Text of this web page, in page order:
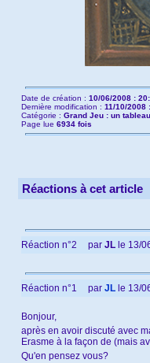
Date de création : 10/06/2008 :
Dernière modification : 11/10/2008
Catégorie : Grand Jeu : un
Page lue 6934 fois
Réactions à cet article
Réaction n°2 par JL le 13/
Réaction n°1 par JL le 13/
Bonjour,
après en avoir discuté avec
Erasme à la façon de (mais
Qu'en pensez vous?